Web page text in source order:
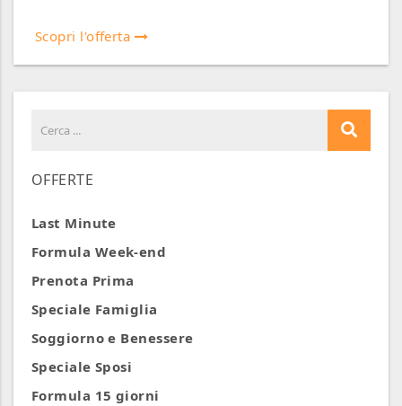
Scopri l'offerta
OFFERTE
Last Minute
Formula Week-end
Prenota Prima
Speciale Famiglia
Soggiorno e Benessere
Speciale Sposi
Formula 15 giorni